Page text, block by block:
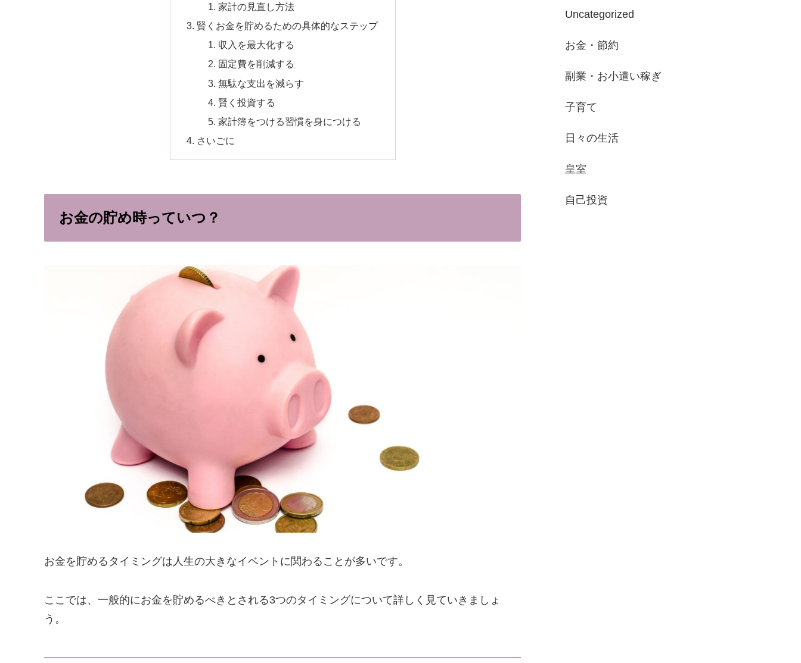
家計の見直し方法
賢くお金を貯めるための具体的なステップ
収入を最大化する
固定費を削減する
無駄な支出を減らす
賢く投資する
家計簿をつける習慣を身につける
さいごに
お金の貯め時っていつ？
お金を貯めるタイミングは人生の大きなイベントに関わることが多いです。
ここでは、一般的にお金を貯めるべきとされる3つのタイミングについて詳しく見ていきましょ
う。
Uncategorized
お金・節約
副業・お小遣い稼ぎ
子育て
日々の生活
皇室
自己投資